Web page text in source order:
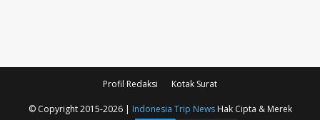
Profil Redaksi Kotak Surat
© Copyright 2015-2026 | Indonesia Trip NewsHak Cipta & Merek